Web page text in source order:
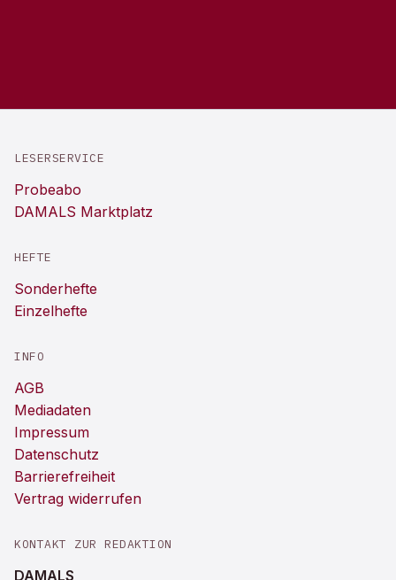
LESERSERVICE
Probeabo
DAMALS Marktplatz
HEFTE
Sonderhefte
Einzelhefte
INFO
AGB
Mediadaten
Impressum
Datenschutz
Barrierefreiheit
Vertrag widerrufen
KONTAKT ZUR REDAKTION
DAMALS